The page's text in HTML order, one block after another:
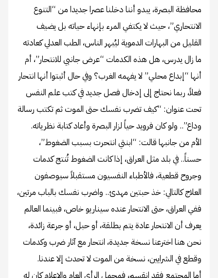
محافظة البصرة، يبدو أننا دخلنا عصرا جديدا من “التنوع
الانتحاري”، حيث لا يكتفي المرء بإنهاء حياته بل يضيف
القليل من البهارات الدموية ليُبهر الناس، الطب العدلي كعادته
ما زال يدرس، هل هذه الكدمات “عرض جانبي للانتحار”، أم
أنها “إبداع محلي” لا يفهمه الغرب؟ وفي حال أثبتوا أنها انتحار
فعلاً، ربما نحتاج إلى إدخال فصل جديد في كتب علم النفس
تحت عنوان: “كيف تضرب نفسك حتى الموت ثم تكتب رسالة
وداع”.. ولو كان فرويد حياً لزار البصرة وأعاد كتابة نظرياته.
الأم من جانبها قالت: “ابنتي انتحرت بسبب الضغوط”،
حسناً.. في بلد مثل العراق، إذا كانت الضغوط تُنتج كدمات
وجروح قطعية، فالأطباء النفسيون مستقبلاً سيوصفون
العلاج كالتالي: خذ حبتين مهدئ.. واضرب نفسك بالباب مرتين،
ففي العراق، حتى الانتحار عنده سيناريو خاص، فبينما العالم
يعرف أن الانتحار عادة يتم بطلقة، أو حبل، أو جرعة زائدة،
نحن هنا اخترعنا نسخة جديدة، انتحار مع آثار ضرب وكدمات
وقطع في الشرايين، نسخة من الموت لا تحدث إلا عندنا.
أما المجتمع فقد انقسم، فمجمل الرأي العام والإعلام كان له